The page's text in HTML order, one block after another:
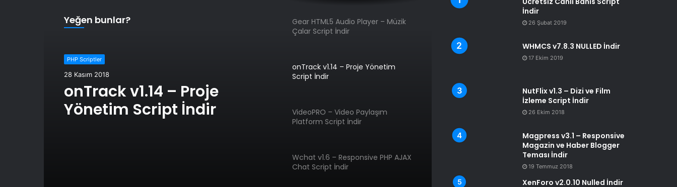
Yeğen bunlar?
PHP Scriptler
28 Kasım 2018
onTrack v1.14 – Proje
Yönetim Script İndir
Gear HTML5 Audio Player – Müzik
Çalar Script İndir
onTrack v1.14 – Proje Yönetim
Script İndir
VideoPRO – Video Paylaşım
Platform Script İndir
Wchat v1.6 – Responsive PHP AJAX
Chat Script İndir
İndir
26 Şubat 2019
WHMCS v7.8.3 NULLED İndir
17 Ekim 2019
NutFlix v1.3 – Dizi ve Film
İzleme Script İndir
26 Ekim 2018
Magpress v3.1 – Responsive
Magazin ve Haber Blogger
Teması İndir
19 Temmuz 2018
XenForo v2.0.10 Nulled İndir